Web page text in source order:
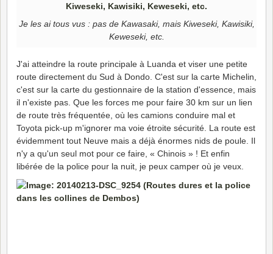
Je les ai tous vus : pas de Kawasaki, mais Kiweseki, Kawisiki,
Keweseki, etc.
J'ai atteindre la route principale à Luanda et viser une petite
route directement du Sud à Dondo. C'est sur la carte Michelin,
c'est sur la carte du gestionnaire de la station d'essence, mais
il n'existe pas. Que les forces me pour faire 30 km sur un lien
de route très fréquentée, où les camions conduire mal et
Toyota pick-up m'ignorer ma voie étroite sécurité. La route est
évidemment tout Neuve mais a déjà énormes nids de poule. Il
n'y a qu'un seul mot pour ce faire, « Chinois » ! Et enfin
libérée de la police pour la nuit, je peux camper où je veux.